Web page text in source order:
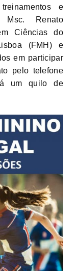
e
Msc. Renato
Ciências do
(FMH) e
em participar
pelo telefone
um quilo de